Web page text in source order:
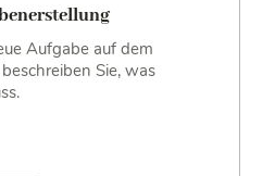
Aufgabe auf dem
Sie, was